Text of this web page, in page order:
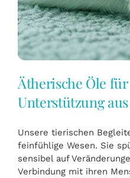
Ätherische Öle
Unterstützung
Unsere tierischen
feinfühlige Wesen. Sie
sensibel auf
Verbindung mit ihren